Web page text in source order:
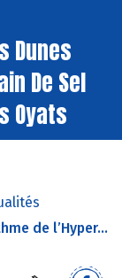
Dunes
De Sel
Oyats
de l’Hyper...